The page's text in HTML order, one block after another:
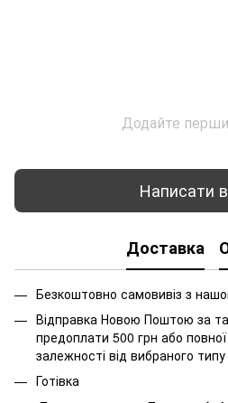
Додайте
Написати
Доставка
Безкоштовно самовивіз з
Відправка Новою Поштою за
предоплати 500 грн або
залежності від вибраного
Готівка